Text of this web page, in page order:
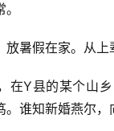
放暑假在家。从
在Y县的某个山
谁知新婚燕尔